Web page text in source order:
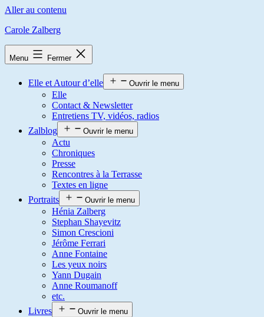
Aller au contenu
Carole Zalberg
Menu Fermer
Elle et Autour d’elle Ouvrir le menu
Elle
Contact & Newsletter
Entretiens TV, vidéos, radios
Zalblog
Ouvrir le menu
Actu
Chroniques
Presse
Rencontres à la Terrasse
Textes en ligne
Portraits
Ouvrir le menu
Hénia Zalberg
Stephan Shayevitz
Simon Crescioni
Jérôme Ferrari
Anne Fontaine
Les yeux noirs
Yann Dugain
Anne Roumanoff
etc.
Livres
Ouvrir le menu